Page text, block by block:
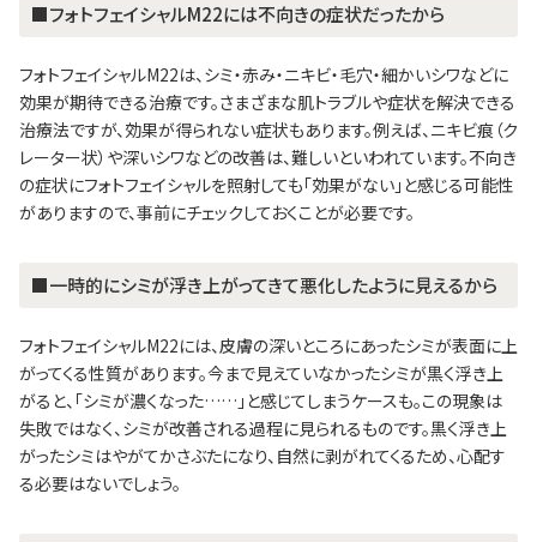
■フォトフェイシャルM22には不向きの症状だったから
フォトフェイシャルM22は、シミ・赤み・ニキビ・毛穴・細かいシワなどに
効果が期待できる治療です。さまざまな肌トラブルや症状を解決できる
治療法ですが、効果が得られない症状もあります。例えば、ニキビ痕（ク
レーター状）や深いシワなどの改善は、難しいといわれています。不向き
の症状にフォトフェイシャルを照射しても「効果がない」と感じる可能性
がありますので、事前にチェックしておくことが必要です。
■一時的にシミが浮き上がってきて悪化したように見えるから
フォトフェイシャルM22には、皮膚の深いところにあったシミが表面に上
がってくる性質があります。今まで見えていなかったシミが黒く浮き上
がると、「シミが濃くなった……」と感じてしまうケースも。この現象は
失敗ではなく、シミが改善される過程に見られるものです。黒く浮き上
がったシミはやがてかさぶたになり、自然に剥がれてくるため、心配す
る必要はないでしょう。